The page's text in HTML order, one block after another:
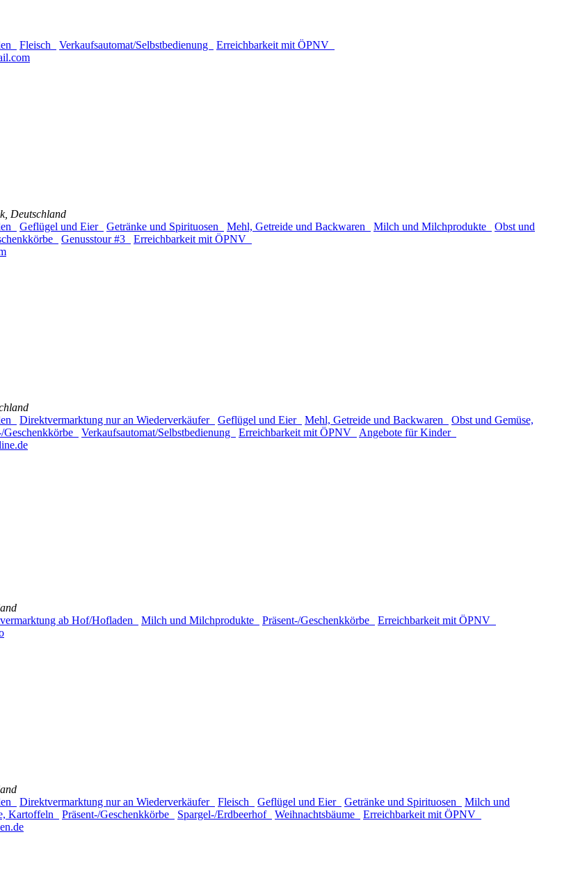
Fleisch Verkaufsautomat/Selbstbedienung
Erreichbarkeit mit ÖPNV
Deutschland
Geflügel und Eier Getränke und Spirituosen Mehl, Getreide und Backwaren Milch und Milchprodukte
Obst und
Genusstour #3
Erreichbarkeit mit ÖPNV
Direktvermarktung nur an Wiederverkäufer Geflügel und Eier Mehl, Getreide und Backwaren
Obst und Gemüse,
Geschenkkörbe Verkaufsautomat/Selbstbedienung Erreichbarkeit mit ÖPNV
Angebote für Kinder
ab Hof/Hofladen Milch und Milchprodukte Präsent-/Geschenkkörbe
Erreichbarkeit mit ÖPNV
Direktvermarktung nur an Wiederverkäufer Fleisch Geflügel und Eier Getränke und Spirituosen
Milch und
Kartoffeln Präsent-/Geschenkkörbe Spargel-/Erdbeerhof Weihnachtsbäume
Erreichbarkeit mit ÖPNV